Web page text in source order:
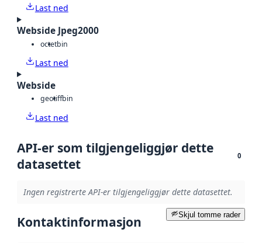
Last ned
Webside Jpeg2000
octetbin
Last ned
Webside
geotiffbin
Last ned
API-er som tilgjengeliggjør dette
datasettet
0
Ingen registrerte API-er tilgjengeliggjør dette datasettet.
Skjul tomme rader
Kontaktinformasjon